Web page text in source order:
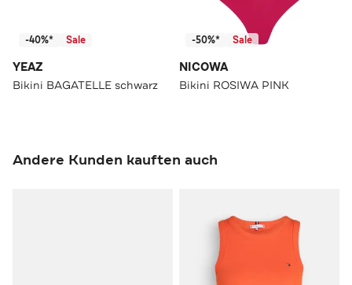
-40%* Sale
YEAZ
Bikini BAGATELLE schwarz
-50%* Sale
NICOWA
Bikini ROSIWA PINK
Andere Kunden kauften auch